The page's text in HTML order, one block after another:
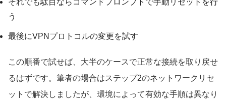
それでも駄目ならコマンドプロンプトで手動リセットを行
う
最後にVPNプロトコルの変更を試す
この順番で試せば、大半のケースで正常な接続を取り戻せ
るはずです。筆者の場合はステップ2のネットワークリセ
ットで解決しましたが、環境によって有効な手順は異なり